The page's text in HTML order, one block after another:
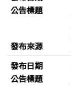
公告標題
發布來源
發布日期
公告標題